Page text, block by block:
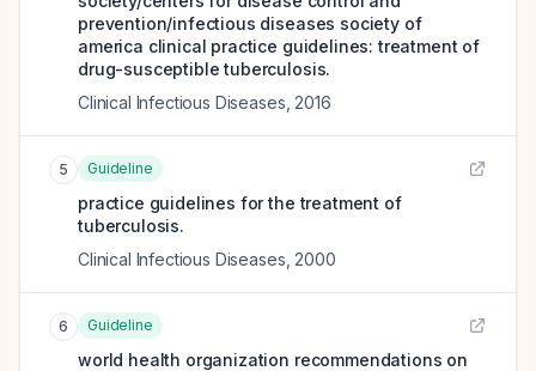
prevention/infectious diseases society of
america clinical practice guidelines: treatment of
drug-susceptible tuberculosis.
Clinical Infectious Diseases 2016
5 Guideline
practice guidelines for the treatment of
tuberculosis.
Clinical Infectious Diseases 2000
6 Guideline
world health organization recommendations on